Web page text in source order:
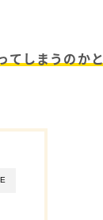
てしまうのかと